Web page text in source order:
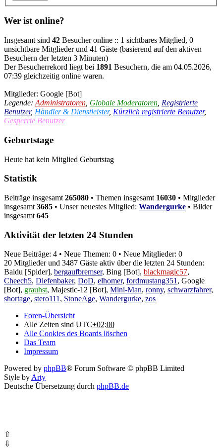
Wer ist online?
Insgesamt sind 42 Besucher online :: 1 sichtbares Mitglied, 0
unsichtbare Mitglieder und 41 Gäste (basierend auf den aktiven
Besuchern der letzten 3 Minuten)
Der Besucherrekord liegt bei 1891 Besuchern, die am 04.05.2026,
07:39 gleichzeitig online waren.
Mitglieder: Google [Bot]
Legende: Administratoren Globale Moderatoren Registrierte
Benutzer, Händler & Dienstleister, Kürzlich registrierte Benutzer,
Gesperrte Benutzer
Geburtstage
Heute hat kein Mitglied Geburtstag
Statistik
Beiträge insgesamt 265080 • Themen insgesamt 16030 • Mitglieder
insgesamt 3685 • Unser neuestes Mitglied: Wandergurke • Bilder
insgesamt 645
Aktivität der letzten 24 Stunden
Neue Beiträge: 4 • Neue Themen: 0 • Neue Mitglieder: 0
20 Mitglieder und 3487 Gäste aktiv über die letzten 24 Stunden:
Baidu [Spider], bergaufbremser, Bing [Bot], blackmagic57,
Cheech5, Diefenbaker, DoD, elhomer, fordmustang351 , Google
[Bot], grauhst, Majestic-12 [Bot], Mini-Man, ronny, schwarzfahrer,
shortage, stero111 , StoneAge, Wandergurke, zos
Foren-Übersicht
Alle Zeiten sind UTC+02:00
Alle Cookies des Boards löschen
Das Team
Impressum
Powered by phpBB® Forum Software © phpBB Limited
Style by Arty
Deutsche Übersetzung durch phpBB.de
⇧
⇩